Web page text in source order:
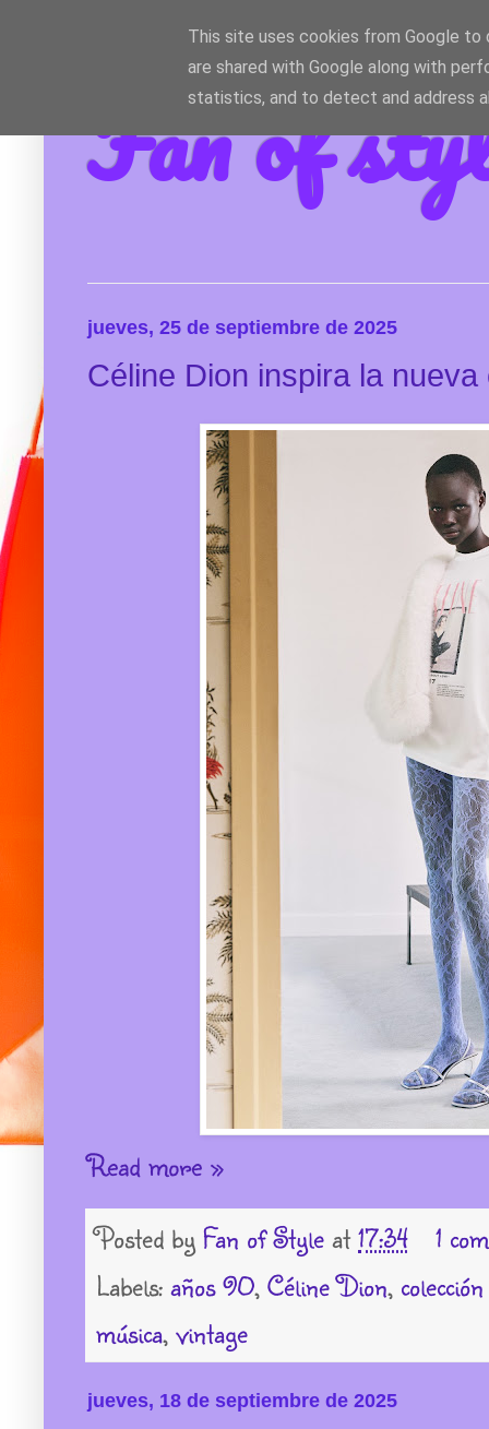
Fan of
jueves, 25 de septiembre de 2025
Céline Dion inspira la
Read more »
Posted by Fan of Style at 17:34
1
Labels: años 90, Céline Dion,
música, vintage
jueves, 18 de septiembre de 2025
This site uses cookies from Google to
are shared with Google along with
statistics, and to detect and address